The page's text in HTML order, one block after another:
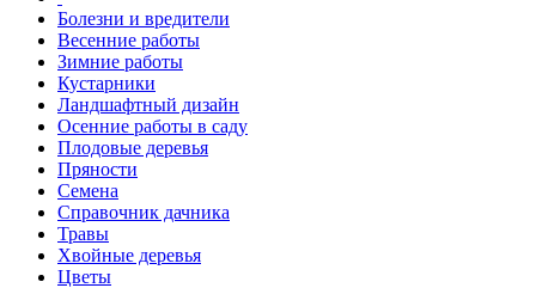
Болезни и вредители
Весенние работы
Зимние работы
Кустарники
Ландшафтный дизайн
Осенние работы в саду
Плодовые деревья
Пряности
Семена
Справочник дачника
Травы
Хвойные деревья
Цветы